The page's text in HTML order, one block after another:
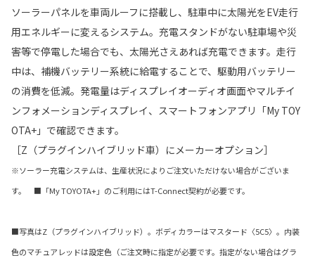
ソーラーパネルを車両ルーフに搭載し、駐車中に太陽光をEV走行
用エネルギーに変えるシステム。充電スタンドがない駐車場や災
害等で停電した場合でも、太陽光さえあれば充電できます。走行
中は、補機バッテリー系統に給電することで、駆動用バッテリー
の消費を低減。発電量はディスプレイオーディオ画面やマルチイ
ンフォメーションディスプレイ、スマートフォンアプリ「My TOY
OTA+」で確認できます。
［Z（プラグインハイブリッド車）にメーカーオプション］
※ソーラー充電システムは、生産状況によりご注文いただけない場合がございま
す。 ■「My TOYOTA+」のご利用にはT-Connect契約が必要です。
■写真はZ（プラグインハイブリッド）。ボディカラーはマスタード〈5C5〉。内装
色のマチュアレッドは設定色（ご注文時に指定が必要です。指定がない場合はグラ